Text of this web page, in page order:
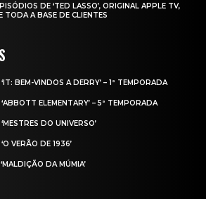
DE ‘TED LASSO’, ORIGINAL APPLE TV,
TODA A BASE DE CLIENTES
BEM-VINDOS A DERRY’ – 1ª TEMPORADA
ELEMENTARY’ – 5ª TEMPORADA
DO UNIVERSO’
VERÃO DE 1936’
DA MÚMIA’